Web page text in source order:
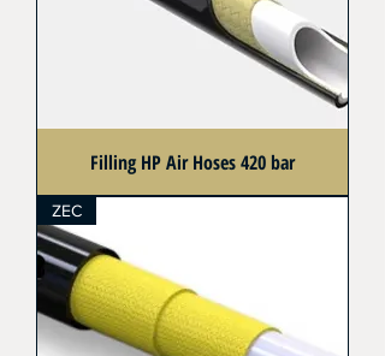
Filling HP Air Hoses 420 bar
ZEC